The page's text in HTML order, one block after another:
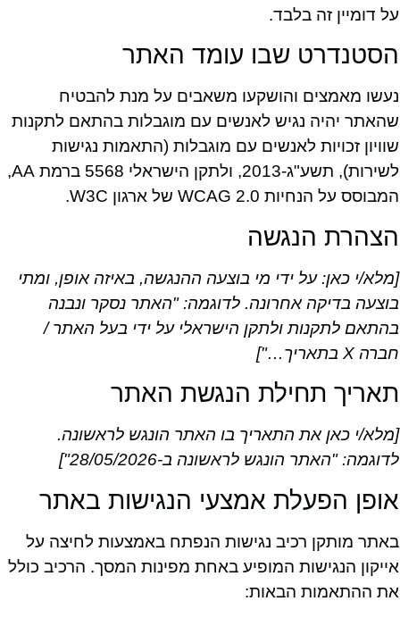
על דומיין זה בלבד.
הסטנדרט שבו עומד האתר
נעשו מאמצים והושקעו משאבים על מנת להבטיח
שהאתר יהיה נגיש לאנשים עם מוגבלות בהתאם לתקנות
שוויון זכויות לאנשים עם מוגבלות (התאמות נגישות
לשירות), תשע"ג-2013, ולתקן הישראלי 5568 ברמת AA,
המבוסס על הנחיות WCAG 2.0 של ארגון W3C.
הצהרת הנגשה
[מלא/י כאן: על ידי מי בוצעה ההנגשה, באיזה אופן, ומתי
בוצעה בדיקה אחרונה. לדוגמה: "האתר נסקר ונבנה
בהתאם לתקנות ולתקן הישראלי על ידי בעל האתר /
חברה X בתאריך…"]
תאריך תחילת הנגשת האתר
[מלא/י כאן את התאריך בו האתר הונגש לראשונה.
לדוגמה: "האתר הונגש לראשונה ב-28/05/2026"]
אופן הפעלת אמצעי הנגישות באתר
באתר מותקן רכיב נגישות הנפתח באמצעות לחיצה על
אייקון הנגישות המופיע באחת מפינות המסך. הרכיב כולל
את ההתאמות הבאות: